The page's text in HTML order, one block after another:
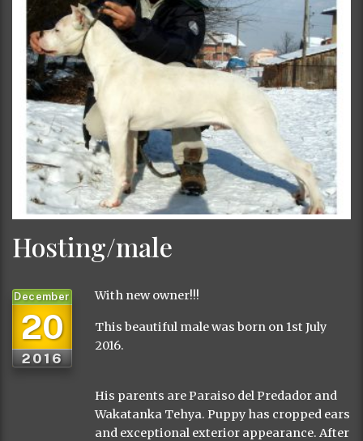
Hosting/male
20
December
2016
With new owner!!!
This beautiful male was born on 1st July
2016.
His parents are Paraiso del Predador and
Wakatanka Tehya. Puppy has cropped ears
and exceptional exterior appearance. After